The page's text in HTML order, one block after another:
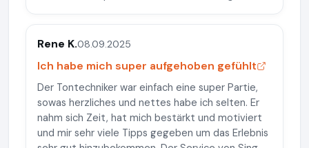
Rene K.08.09.2025
Ich habe mich super aufgehoben gefühlt
Der Tontechniker war einfach eine super Partie,
sowas herzliches und nettes habe ich selten. Er
nahm sich Zeit, hat mich bestärkt und motiviert
und mir sehr viele Tipps gegeben um das Erlebnis